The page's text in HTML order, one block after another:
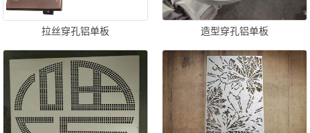
拉丝穿孔铝单板 造型穿孔铝单板